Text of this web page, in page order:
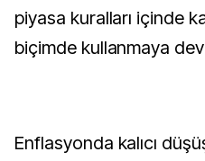
piyasa kuralları içinde
biçimde kullanmaya
Enflasyonda kalıcı